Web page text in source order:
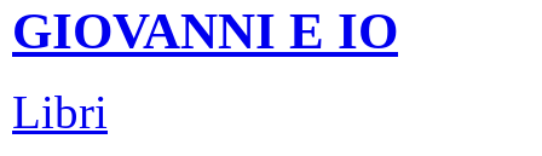
GIOVANNI E IO
Libri